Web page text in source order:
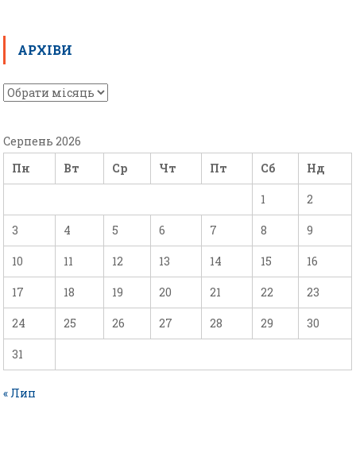
АРХІВИ
Серпень 2026
Пн
Вт Ср Чт Пт Сб Нд
1 2
3 4 5 6 7 8 9
10 11 12 13 14 15 16
17 18 19 20 21 22 23
24 25 26 27 28 29 30
31
« Лип